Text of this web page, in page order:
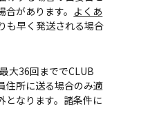
があります。 よくあ
も早く発送される場合
大36回まででCLUB
住所に送る場合のみ適
となります。諸条件に